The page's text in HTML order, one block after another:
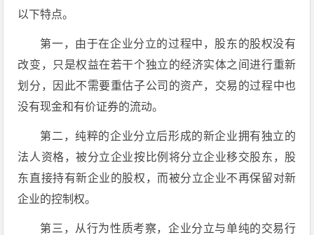
以下特点。
第一，由于在企业分立的过程中，股东的股权没有
改变，只是权益在若干个独立的经济实体之间进行重新
划分，因此不需要重估子公司的资产，交易的过程中也
没有现金和有价证券的流动。
第二，纯粹的企业分立后形成的新企业拥有独立的
法人资格，被分立企业按比例将分立企业移交股东，股
东直接持有新企业的股权，而被分立企业不再保留对新
企业的控制权。
第三，从行为性质考察，企业分立与单纯的交易行